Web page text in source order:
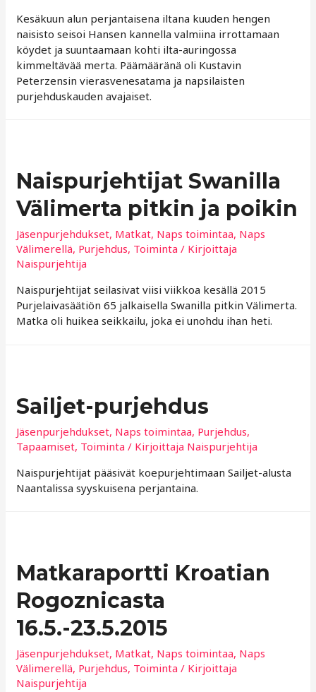
Kesäkuun alun perjantaisena iltana kuuden hengen
naisisto seisoi Hansen kannella valmiina irrottamaan
köydet ja suuntaamaan kohti ilta-auringossa
kimmeltävää merta. Päämääränä oli Kustavin
Peterzensin vierasvenesatama ja napsilaisten
purjehduskauden avajaiset.
Naispurjehtijat Swanilla
Välimerta pitkin ja poikin
Jäsenpurjehdukset, Matkat, Naps toimintaa, Naps
Välimerellä, Purjehdus, Toiminta / Kirjoittaja
Naispurjehtija
Naispurjehtijat seilasivat viisi viikkoa kesällä 2015
Purjelaivasäätiön 65 jalkaisella Swanilla pitkin Välimerta.
Matka oli huikea seikkailu, joka ei unohdu ihan heti.
Sailjet-purjehdus
Jäsenpurjehdukset, Naps toimintaa, Purjehdus,
Tapaamiset, Toiminta / Kirjoittaja Naispurjehtija
Naispurjehtijat pääsivät koepurjehtimaan Sailjet-alusta
Naantalissa syyskuisena perjantaina.
Matkaraportti Kroatian
Rogoznicasta
16.5.-23.5.2015
Jäsenpurjehdukset, Matkat, Naps toimintaa, Naps
Välimerellä, Purjehdus, Toiminta / Kirjoittaja
Naispurjehtija